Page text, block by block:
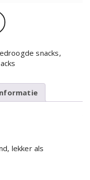
snacks,
lekker als